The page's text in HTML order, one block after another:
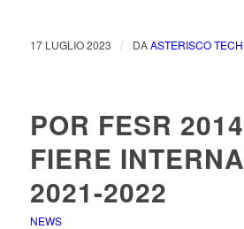
17 LUGLIO 2023 / DAASTERISCO TECH
POR FESR
FIERE
2021-2022
NEWS